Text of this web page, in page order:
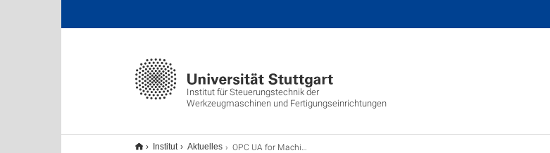
Institut für Steuerungstechnik der
Werkzeugmaschinen und Fertigungseinrichtungen
Institut Aktuelles OPC UA for Machine Tools Release Candidate veröffentlicht